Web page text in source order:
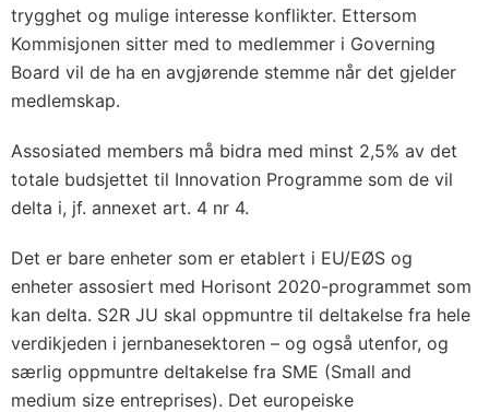
trygghet og mulige interesse konflikter. Ettersom
Kommisjonen sitter med to medlemmer i Governing
Board vil de ha en avgjørende stemme når det gjelder
medlemskap.
Assosiated members må bidra med minst 2,5% av det
totale budsjettet til Innovation Programme som de vil
delta i, jf. annexet art. 4 nr 4.
Det er bare enheter som er etablert i EU/EØS og
enheter assosiert med Horisont 2020-programmet som
kan delta. S2R JU skal oppmuntre til deltakelse fra hele
verdikjeden i jernbanesektoren – og også utenfor, og
særlig oppmuntre deltakelse fra SME (Small and
medium size entreprises). Det europeiske